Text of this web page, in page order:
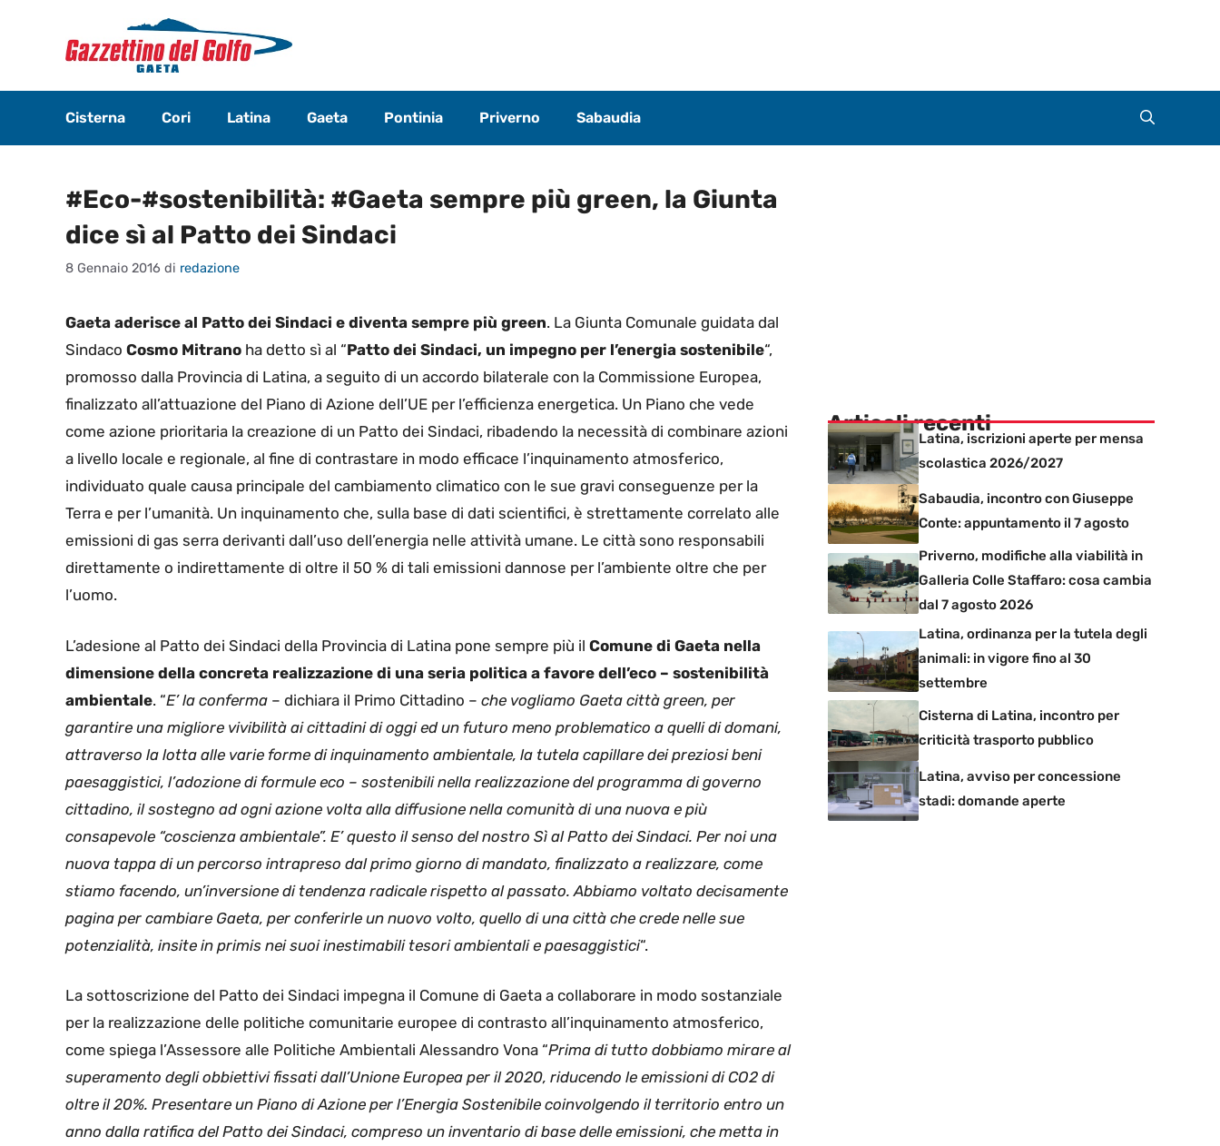
contenuto
Cisterna Cori Latina Gaeta Pontinia Priverno Sabaudia
#Eco-#sostenibilità: #Gaeta sempre più green, la Giunta
dice sì al Patto dei Sindaci
8 Gennaio 2016 di redazione
Gaeta aderisce al Patto dei Sindaci e diventa sempre più green. La Giunta Comunale guidata dal
Sindaco Cosmo Mitrano ha detto sì al “Patto dei Sindaci, un impegno per l’energia sostenibile“,
promosso dalla Provincia di Latina, a seguito di un accordo bilaterale con la Commissione Europea,
finalizzato all’attuazione del Piano di Azione dell’UE per l’efficienza energetica. Un Piano che vede
come azione prioritaria la creazione di un Patto dei Sindaci, ribadendo la necessità di combinare azioni
a livello locale e regionale, al fine di contrastare in modo efficace l’inquinamento atmosferico,
individuato quale causa principale del cambiamento climatico con le sue gravi conseguenze per la
Terra e per l’umanità. Un inquinamento che, sulla base di dati scientifici, è strettamente correlato alle
emissioni di gas serra derivanti dall’uso dell’energia nelle attività umane. Le città sono responsabili
direttamente o indirettamente di oltre il 50 % di tali emissioni dannose per l’ambiente oltre che per
l’uomo.
L’adesione al Patto dei Sindaci della Provincia di Latina pone sempre più il Comune di Gaeta nella
dimensione della concreta realizzazione di una seria politica a favore dell’eco – sostenibilità
ambientale. “E’ la conferma – dichiara il Primo Cittadino – che vogliamo Gaeta città green, per
garantire una migliore vivibilità ai cittadini di oggi ed un futuro meno problematico a quelli di domani,
attraverso la lotta alle varie forme di inquinamento ambientale, la tutela capillare dei preziosi beni
paesaggistici, l’adozione di formule eco – sostenibili nella realizzazione del programma di governo
cittadino, il sostegno ad ogni azione volta alla diffusione nella comunità di una nuova e più
consapevole “coscienza ambientale”. E’ questo il senso del nostro Sì al Patto dei Sindaci. Per noi una
nuova tappa di un percorso intrapreso dal primo giorno di mandato, finalizzato a realizzare, come
stiamo facendo, un’inversione di tendenza radicale rispetto al passato. Abbiamo voltato decisamente
pagina per cambiare Gaeta, per conferirle un nuovo volto, quello di una città che crede nelle sue
potenzialità, insite in primis nei suoi inestimabili tesori ambientali e paesaggistici“.
La sottoscrizione del Patto dei Sindaci impegna il Comune di Gaeta a collaborare in modo sostanziale
per la realizzazione delle politiche comunitarie europee di contrasto all’inquinamento atmosferico,
come spiega l’Assessore alle Politiche Ambientali Alessandro Vona “Prima di tutto dobbiamo mirare al
superamento degli obbiettivi fissati dall’Unione Europea per il 2020, riducendo le emissioni di CO2 di
oltre il 20%. Presentare un Piano di Azione per l’Energia Sostenibile coinvolgendo il territorio entro un
anno dalla ratifica del Patto dei Sindaci, compreso un inventario di base delle emissioni, che metta in
Articoli recenti
Latina, iscrizioni aperte per mensa
scolastica 2026/2027
Sabaudia, incontro con Giuseppe
Conte: appuntamento il 7 agosto
Priverno, modifiche alla viabilità in
Galleria Colle Staffaro: cosa cambia
dal 7 agosto 2026
Latina, ordinanza per la tutela degli
animali: in vigore fino al 30
settembre
Cisterna di Latina, incontro per
criticità trasporto pubblico
Latina, avviso per concessione
stadi: domande aperte